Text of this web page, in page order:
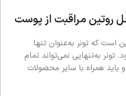
روتین مراقبت از پوست
است که تونر به‌عنوان تنها
به‌تنهایی نمی‌تواند تمام
باید همراه با سایر محصولات